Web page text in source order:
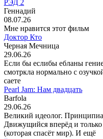
РЭД 2
Геннадий
08.07.26
Мне нравится этот фильм
Доктор Кто
Черная Мечница
29.06.26
Если бы еслибы ебланы
смотркла нормально с
саете
Pearl Jam: Нам двадцать
Barfola
29.06.26
Великий идеолог.
Движущийся вперёд и только
(которая спасёт мир). И ещё